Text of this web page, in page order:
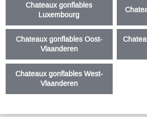
Chateaux gonflables
Luxembourg
Chateaux gonflables Oost-
Vlaanderen
Chateaux gonflables West-
Vlaanderen